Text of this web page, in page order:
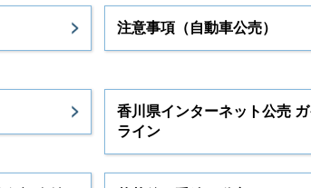
注意事項（自動車公売）
香川県インターネット公売
ライン